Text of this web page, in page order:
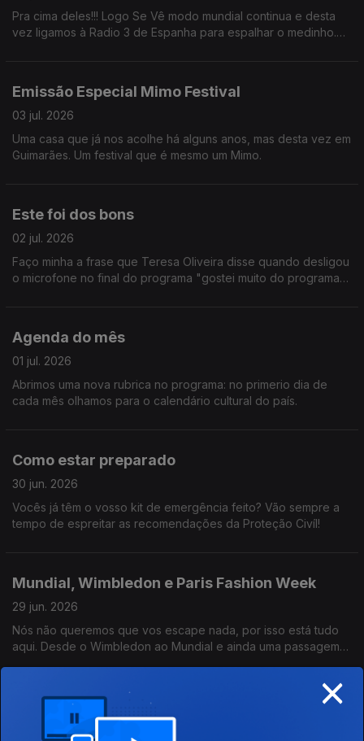
Pra cima deles!!! Logo Se Vê modo mundial continua e desta
vez ligamos à Radio 3 de Espanha para espalhar o medinho.
Emissão Especial Mimo Festival
03 jul. 2026
Uma casa que já nos acolhe há alguns anos, mas desta vez em
Guimarães. Um festival que é mesmo um Mimo.
Este foi dos bons
02 jul. 2026
Faço minha a frase que Teresa Oliveira disse quando desligou
o microfone no final do programa "gostei muito do programa
Agenda do mês
01 jul. 2026
Abrimos uma nova rubrica no programa: no primerio dia de
cada mês olhamos para o calendário cultural do país.
Como estar preparado
30 jun. 2026
Vocês já têm o vosso kit de emergência feito? Vão sempre a
tempo de espreitar as recomendações da Proteção Civíl!
Mundial, Wimbledon e Paris Fashion Week
29 jun. 2026
Nós não queremos que vos escape nada, por isso está tudo
aqui. Desde o Wimbledon ao Mundial e ainda uma passagem
Roadtrip cultural
26 jun. 2026
×